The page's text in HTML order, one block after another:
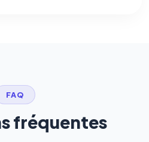
FAQ
fréquentes